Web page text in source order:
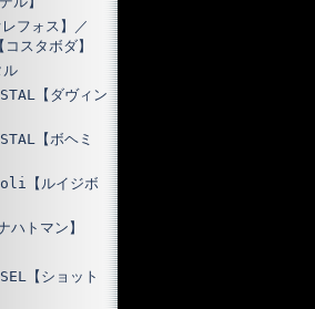
フォス】／
スタボダ】
ル
【ダヴィン
【ボヘミ
【ルイジボ
ハトマン】
【ショット